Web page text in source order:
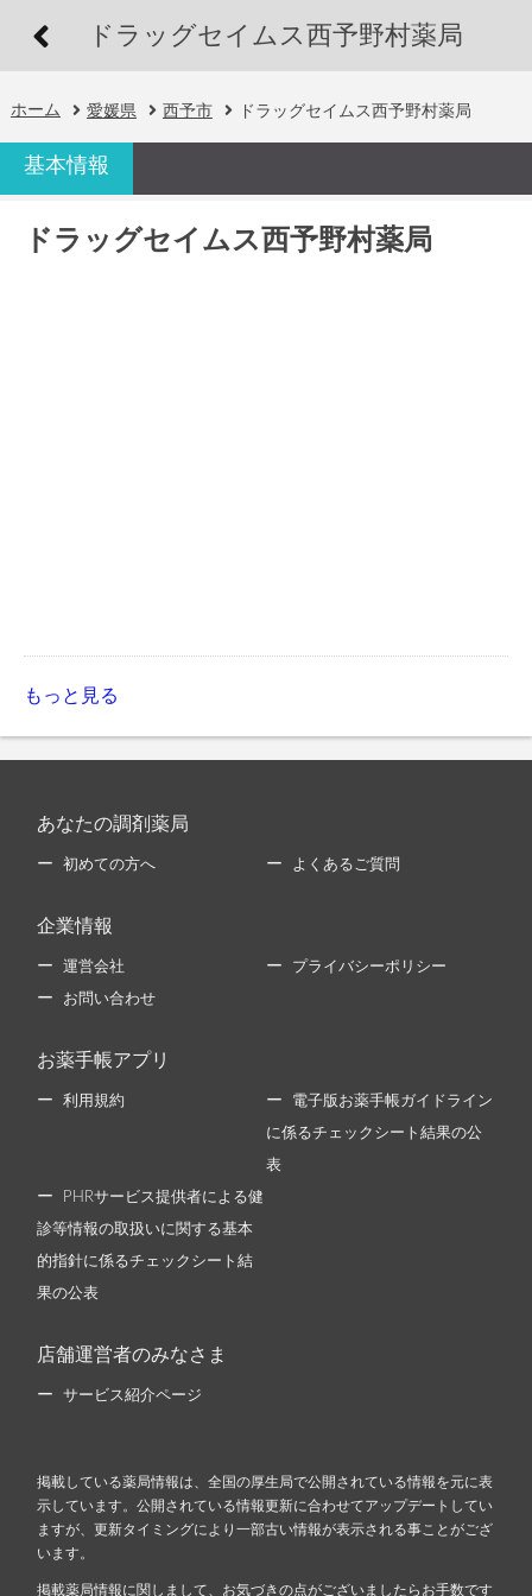
ドラッグセイムス西予野村薬局
ホーム 愛媛県 西予市 ドラッグセイムス西予野村薬局
基本情報
ドラッグセイムス西予野村薬局
もっと見る
あなたの調剤薬局
初めての方へ よくあるご質問
企業情報
運営会社 プライバシーポリシー
お問い合わせ
お薬手帳アプリ
利用規約 電子版お薬手帳ガイドライン
に係るチェックシート結果の公
表
PHRサービス提供者による健
診等情報の取扱いに関する基本
的指針に係るチェックシート結
果の公表
店舗運営者のみなさま
サービス紹介ページ
掲載している薬局情報は、全国の厚生局で公開されている情報を元に表
示しています。公開されている情報更新に合わせてアップデートしてい
ますが、更新タイミングにより一部古い情報が表示される事ことがござ
います。
掲載薬局情報に関しまして、お気づきの点がございましたらお手数です